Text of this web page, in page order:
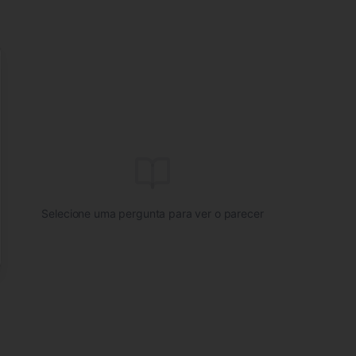
Selecione uma pergunta para ver o parecer